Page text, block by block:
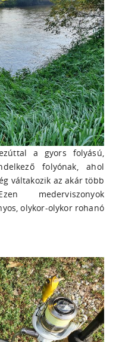
a gyors folyású,
folyónak, ahol
váltakozik az akár több
mederviszonyok
olykor-olykor rohanó